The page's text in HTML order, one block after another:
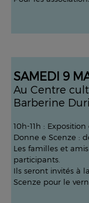
SAMEDI 9
Au Centre
Barberine
10h-11h :
Donne e Scenze :
Les familles et
participants.
Ils seront invités à
Scenze pour le